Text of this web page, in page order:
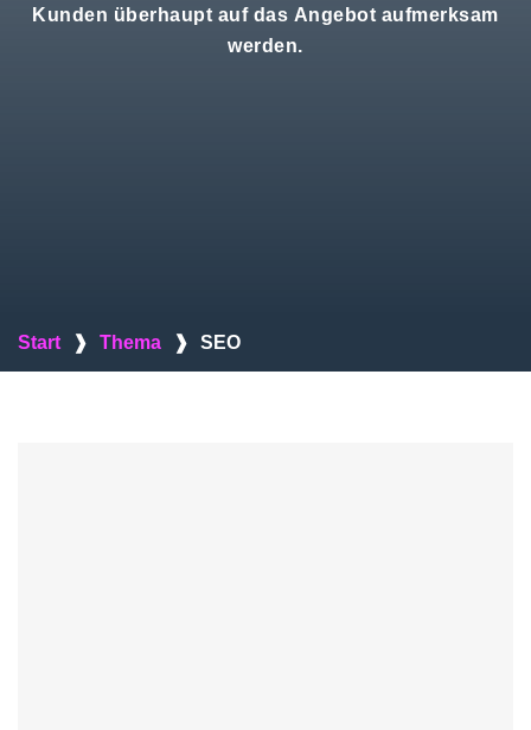
Kunden überhaupt auf das Angebot aufmerksam
werden.
Start ❱ Thema ❱ SEO